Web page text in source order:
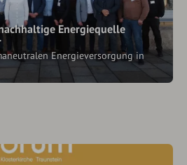
Energiequelle
Energieversorgung in